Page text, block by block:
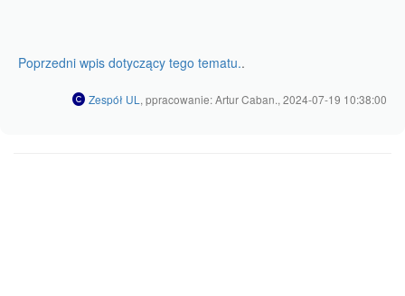
Poprzedni wpis dotyczący tego tematu..
Zespół UL , ppracowanie: Artur Caban., 2024-07-19 10:38:00